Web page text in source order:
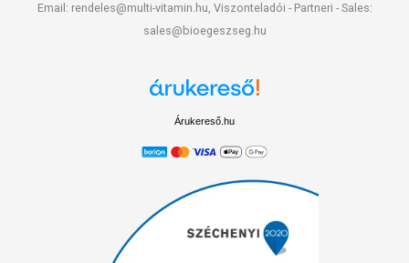
Email: rendeles@multi-vitamin.hu, Viszonteladói - Partneri - Sales:
sales@bioegeszseg.hu
Árukereső.hu